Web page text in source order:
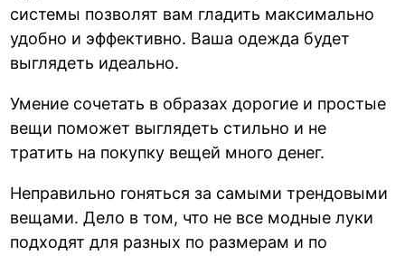
системы позволят вам гладить максимально
удобно и эффективно. Ваша одежда будет
выглядеть идеально.
Умение сочетать в образах дорогие и простые
вещи поможет выглядеть стильно и не
тратить на покупку вещей много денег.
Неправильно гоняться за самыми трендовыми
вещами. Дело в том, что не все модные луки
подходят для разных по размерам и по